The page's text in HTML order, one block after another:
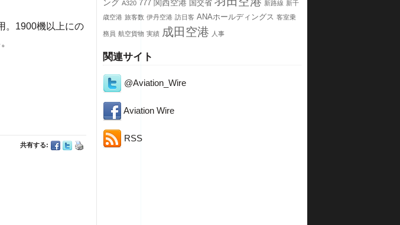
ング A320 777 関西空港 国交省 新路線 新千
歳空港 旅客数 伊丹空港 訪日客 ANAホールディングス 客室乗
務員 航空貨物 実績 成田空港 人事
関連サイト
@Aviation_Wire
Aviation Wire
RSS
。1900機以上にの
共有する: